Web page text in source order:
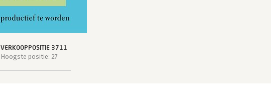
VERKOOPPOSITIE 3711
Hoogste positie: 27